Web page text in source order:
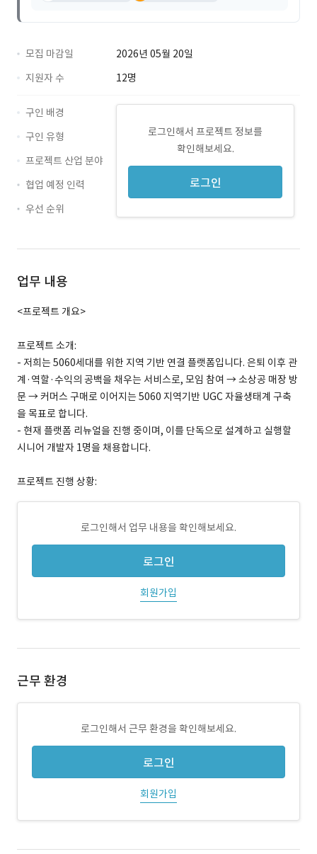
모집 마감일
2026년 05월 20일
지원자 수
12명
로그인해서 프로젝트 정보를
확인해보세요.
로그인
구인 배경
구인 유형
프로젝트 산업 분야
협업 예정 인력
우선 순위
업무 내용
<프로젝트 개요>
프로젝트 소개:
- 저희는 5060세대를 위한 지역 기반 연결 플랫폼입니다. 은퇴 이후 관
계·역할·수익의 공백을 채우는 서비스로, 모임 참여 → 소상공 매장 방
문 → 커머스 구매로 이어지는 5060 지역기반 UGC 자율생태계 구축
을 목표로 합니다.
- 현재 플랫폼 리뉴얼을 진행 중이며, 이를 단독으로 설계하고 실행할
시니어 개발자 1명을 채용합니다.
프로젝트 진행 상황:
로그인해서 업무 내용을 확인해보세요.
로그인
회원가입
근무 환경
로그인해서 근무 환경을 확인해보세요.
로그인
회원가입